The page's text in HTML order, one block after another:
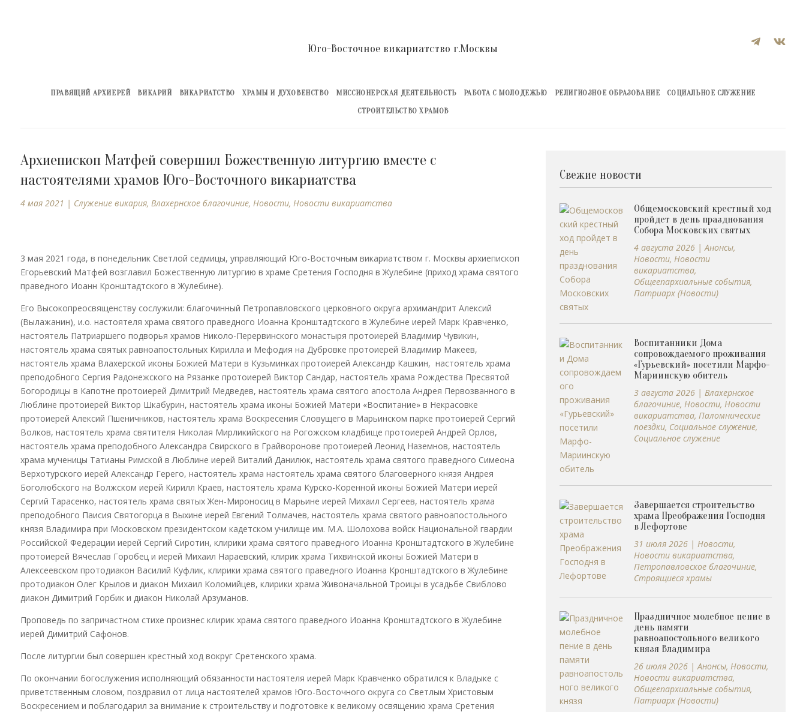
 
Юго-Восточное викариатство г.Москвы
ПРАВЯЩИЙ АРХИЕРЕЙ ВИКАРИЙ ВИКАРИАТСТВО ХРАМЫ И ДУХОВЕНСТВО МИССИОНЕРСКАЯ ДЕЯТЕЛЬНОСТЬ РАБОТА С МОЛОДЕЖЬЮ РЕЛИГИОЗНОЕ ОБРАЗОВАНИЕ
СОЦИАЛЬНОЕ СЛУЖЕНИЕ
СТРОИТЕЛЬСТВО ХРАМОВ
Архиепископ Матфей совершил Божественную литургию вместе с
настоятелями храмов Юго-Восточного викариатства
4 мая 2021 | Cлужение викария, Влахернское благочиние, Новости, Новости викариатства
3 мая 2021 года, в понедельник Светлой седмицы, управляющий Юго-Восточным викариатством г. Москвы архиепископ
Егорьевский Матфей возглавил Божественную литургию в храме Сретения Господня в Жулебине (приход храма святого
праведного Иоанн Кронштадтского в Жулебине).
Его Высокопреосвященству сослужили: благочинный Петропавловского церковного округа архимандрит Алексий
(Вылажанин), и.о. настоятеля храма святого праведного Иоанна Кронштадтского в Жулебине иерей Марк Кравченко,
настоятель Патриаршего подворья храмов Николо-Перервинского монастыря протоиерей Владимир Чувикин,
настоятель храма святых равноапостольных Кирилла и Мефодия на Дубровке протоиерей Владимир Макеев,
настоятель храма Влахерской иконы Божией Матери в Кузьминках протоиерей Александр Кашкин, настоятель храма
преподобного Сергия Радонежского на Рязанке протоиерей Виктор Сандар, настоятель храма Рождества Пресвятой
Богородицы в Капотне протоиерей Димитрий Медведев, настоятель храма святого апостола Андрея Первозванного в
Люблине протоиерей Виктор Шкабурин, настоятель храма иконы Божией Матери «Воспитание» в Некрасовке
протоиерей Алексий Пшеничников, настоятель храма Воскресения Словущего в Марьинском парке протоиерей Сергий
Волков, настоятель храма святителя Николая Мирликийского на Рогожском кладбище протоиерей Андрей Орлов,
настоятель храма преподобного Александра Свирского в Грайворонове протоиерей Леонид Наземнов, настоятель
храма мученицы Татианы Римской в Люблине иерей Виталий Данилюк, настоятель храма святого праведного Симеона
Верхотурского иерей Александр Герего, настоятель храма настоятель храма святого благоверного князя Андрея
Боголюбского на Волжском иерей Кирилл Краев, настоятель храма Курско-Коренной иконы Божией Матери иерей
Сергий Тарасенко, настоятель храма святых Жен-Мироносиц в Марьине иерей Михаил Сергеев, настоятель храма
преподобного Паисия Святогорца в Выхине иерей Евгений Толмачев, настоятель храма святого равноапостольного
князя Владимира при Московском президентском кадетском училище им. М.А. Шолохова войск Национальной гвардии
Российской Федерации иерей Сергий Сиротин, клирики храма святого праведного Иоанна Кронштадтского в Жулебине
протоиерей Вячеслав Горобец и иерей Михаил Нараевский, клирик храма Тихвинской иконы Божией Матери в
Алексеевском протодиакон Василий Куфлик, клирики храма святого праведного Иоанна Кронштадтского в Жулебине
протодиакон Олег Крылов и диакон Михаил Коломийцев, клирики храма Живоначальной Троицы в усадьбе Свиблово
диакон Димитрий Горбик и диакон Николай Арзуманов.
Проповедь по запричастном стихе произнес клирик храма святого праведного Иоанна Кронштадтского в Жулебине
иерей Димитрий Сафонов.
После литургии был совершен крестный ход вокруг Сретенского храма.
По окончании богослужения исполняющий обязанности настоятеля иерей Марк Кравченко обратился к Владыке с
приветственным словом, поздравил от лица настоятелей храмов Юго-Восточного округа со Светлым Христовым
Воскресением и поблагодарил за внимание к строительству и подготовке к великому освящению храма Сретения
Свежие новости
Общемосковский крестный ход
пройдет в день празднования
Собора Московских святых
4 августа 2026 |Анонсы,
Новости,Новости
викариатства,
Общеепархиальные события,
Патриарх (Новости)
Воспитанники Дома
сопровождаемого проживания
«Гурьевский» посетили Марфо-
Мариинскую обитель
3 августа 2026 |Влахернское
благочиние,Новости,Новости
викариатства,Паломнические
поездки, Социальное служение,
Социальное служение
Завершается строительство
храма Преображения Господня
в Лефортове
31 июля 2026 |Новости,
Новости викариатства,
Петропавловское благочиние,
Строящиеся храмы
Праздничное молебное пение в
день памяти
равноапостольного великого
князя Владимира
26 июля 2026 |Анонсы,Новости,
Новости викариатства,
Общеепархиальные события,
Патриарх (Новости)